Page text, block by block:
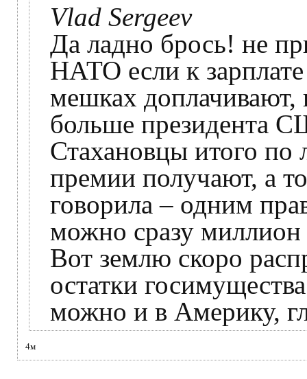
Vlad Sergeev
Да ладно брось! не
НАТО если к
мешках
больше президента
Стахановцы итого по
премии получают, а
говорила – одним
можно сразу миллион
Вот землю скоро
остатки
можно и в Америку,
4м